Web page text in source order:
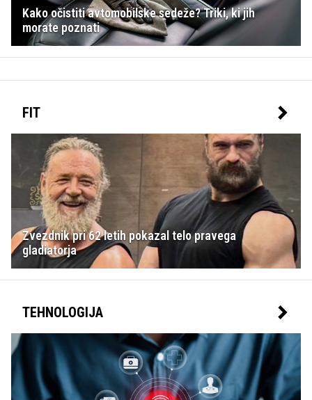
Kako očistiti avtomobilske sedeže? Triki, ki jih
morate poznati
FIT
Zvezdnik pri 62 letih pokazal telo pravega
gladiatorja
TEHNOLOGIJA